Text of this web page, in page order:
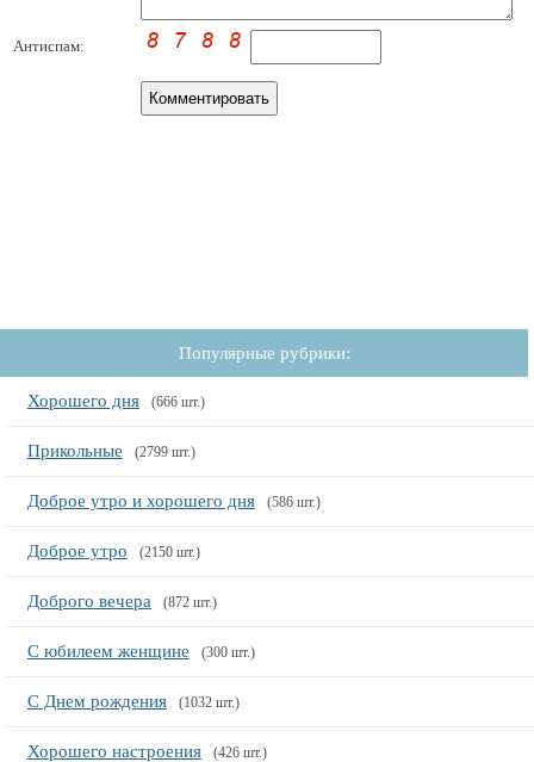
Антиспам:
Популярные рубрики:
Хорошего дня (666 шт.)
Прикольные (2799 шт.)
Доброе утро и хорошего дня (586 шт.)
Доброе утро (2150 шт.)
Доброго вечера (872 шт.)
С юбилеем женщине (300 шт.)
С Днем рождения (1032 шт.)
Хорошего настроения (426 шт.)